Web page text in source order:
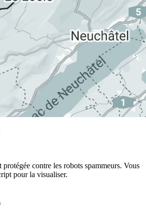
protégée contre les robots spammeurs. Vous
pour la visualiser.